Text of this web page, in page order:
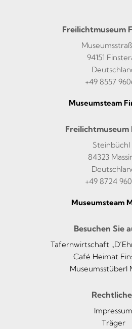
Freilichtmuseum
94151
+49 8557
Museumsteam
Freilichtmuseum
Steinbüchl
84323
+49 8724
Museumsteam
Besuchen Sie
Tafernwirtschaft
Café Heimat
Museumsstüberl
Impressum
Träger